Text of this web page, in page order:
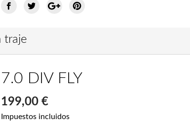
traje
7.0 DIV FLY
199,00 €
Impuestos incluidos